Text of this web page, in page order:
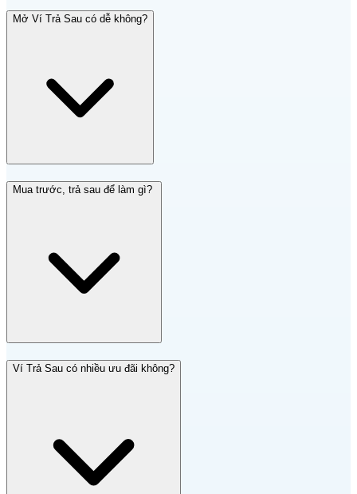
Mở Ví Trả Sau có dễ không?
Mua trước, trả sau để làm gì?
Ví Trả Sau có nhiều ưu đãi không?